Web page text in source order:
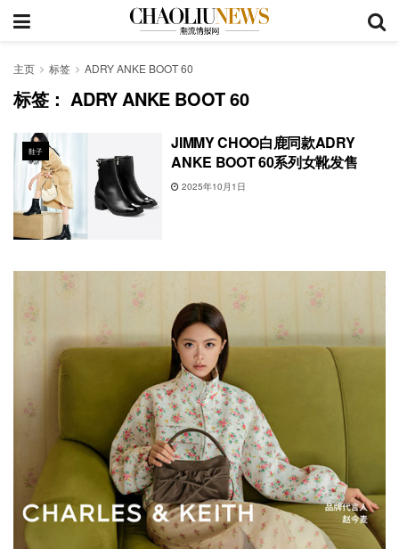
主页 标签 ADRY ANKE BOOT 60
标签：ADRY ANKE BOOT 60
鞋子
JIMMY CHOO白鹿同款ADRY
ANKE BOOT 60系列女靴发售
2025年10月1日